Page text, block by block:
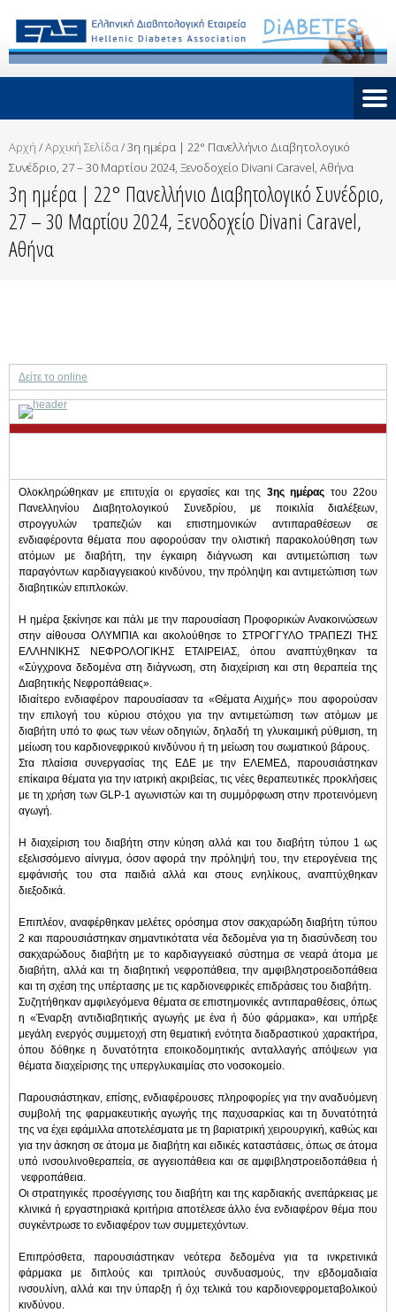
Αρχή /Αρχική Σελίδα/3η ημέρα | 22° Πανελλήνιο Διαβητολογικό
Συνέδριο, 27 – 30 Μαρτίου 2024, Ξενοδοχείο Divani Caravel, Αθήνα
3η ημέρα | 22° Πανελλήνιο Διαβητολογικό Συνέδριο,
27 – 30 Μαρτίου 2024, Ξενοδοχείο Divani Caravel,
Αθήνα
Δείτε το online
Ολοκληρώθηκαν με επιτυχία οι εργασίες και της 3ης ημέρας του 22ου
Πανελληνίου Διαβητολογικού Συνεδρίου, με ποικιλία διαλέξεων,
στρογγυλών τραπεζιών και επιστημονικών αντιπαραθέσεων σε
ενδιαφέροντα θέματα που αφορούσαν την ολιστική παρακολούθηση των
ατόμων με διαβήτη, την έγκαιρη διάγνωση και αντιμετώπιση των
παραγόντων καρδιαγγειακού κινδύνου, την πρόληψη και αντιμετώπιση των
διαβητικών επιπλοκών.
Η ημέρα ξεκίνησε και πάλι με την παρουσίαση Προφορικών Ανακοινώσεων
στην αίθουσα ΟΛΥΜΠΙΑ και ακολούθησε το ΣΤΡΟΓΓΥΛΟ ΤΡΑΠΕΖΙ ΤΗΣ
ΕΛΛΗΝΙΚΗΣ ΝΕΦΡΟΛΟΓΙΚΗΣ ΕΤΑΙΡΕΙΑΣ, όπου αναπτύχθηκαν τα
«Σύγχρονα δεδομένα στη διάγνωση, στη διαχείριση και στη θεραπεία της
Διαβητικής Νεφροπάθειας».
Ιδιαίτερο ενδιαφέρον παρουσίασαν τα «Θέματα Αιχμής» που αφορούσαν
την επιλογή του κύριου στόχου για την αντιμετώπιση των ατόμων με
διαβήτη υπό το φως των νέων οδηγιών, δηλαδή τη γλυκαιμική ρύθμιση, τη
μείωση του καρδιονεφρικού κινδύνου ή τη μείωση του σωματικού βάρους.
Στα πλαίσια συνεργασίας της ΕΔΕ με την ΕΛΕΜΕΔ, παρουσιάστηκαν
επίκαιρα θέματα για την ιατρική ακριβείας, τις νέες θεραπευτικές προκλήσεις
με τη χρήση των GLP-1 αγωνιστών και τη συμμόρφωση στην προτεινόμενη
αγωγή.
Η διαχείριση του διαβήτη στην κύηση αλλά και του διαβήτη τύπου 1 ως
εξελισσόμενο αίνιγμα, όσον αφορά την πρόληψή του, την ετερογένεια της
εμφάνισής του στα παιδιά αλλά και στους ενηλίκους, αναπτύχθηκαν
διεξοδικά.
Επιπλέον, αναφέρθηκαν μελέτες ορόσημα στον σακχαρώδη διαβήτη τύπου
2 και παρουσιάστηκαν σημαντικότατα νέα δεδομένα για τη διασύνδεση του
σακχαρώδους διαβήτη με το καρδιαγγειακό σύστημα σε νεαρά άτομα με
διαβήτη, αλλά και τη διαβητική νεφροπάθεια, την αμφιβληστροειδοπάθεια
και τη σχέση της υπέρτασης με τις καρδιονεφρικές επιδράσεις του διαβήτη.
Συζητήθηκαν αμφιλεγόμενα θέματα σε επιστημονικές αντιπαραθέσεις, όπως
η «Έναρξη αντιδιαβητικής αγωγής με ένα ή δύο φάρμακα», και υπήρξε
μεγάλη ενεργός συμμετοχή στη θεματική ενότητα διαδραστικού χαρακτήρα,
όπου δόθηκε η δυνατότητα εποικοδομητικής ανταλλαγής απόψεων για
θέματα διαχείρισης της υπεργλυκαιμίας στο νοσοκομείο.
Παρουσιάστηκαν, επίσης, ενδιαφέρουσες πληροφορίες για την αναδυόμενη
συμβολή της φαρμακευτικής αγωγής της παχυσαρκίας και τη δυνατότητά
της να έχει εφάμιλλα αποτελέσματα με τη βαριατρική χειρουργική, καθώς και
για την άσκηση σε άτομα με διαβήτη και ειδικές καταστάσεις, όπως σε άτομα
υπό ινσουλινοθεραπεία, σε αγγειοπάθεια και σε αμφιβληστροειδοπάθεια ή
νεφροπάθεια.
Οι στρατηγικές προσέγγισης του διαβήτη και της καρδιακής ανεπάρκειας με
κλινικά ή εργαστηριακά κριτήρια αποτέλεσε άλλο ένα ενδιαφέρον θέμα που
συγκέντρωσε το ενδιαφέρον των συμμετεχόντων.
Επιπρόσθετα, παρουσιάστηκαν νεότερα δεδομένα για τα ινκρετινικά
φάρμακα με διπλούς και τριπλούς συνδυασμούς, την εβδομαδιαία
ινσουλίνη, αλλά και την ύπαρξη ή όχι τελικά του καρδιονεφρομεταβολικού
κινδύνου.